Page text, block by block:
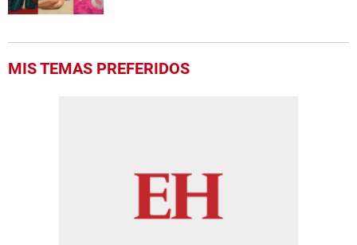
MIS TEMAS PREFERIDOS